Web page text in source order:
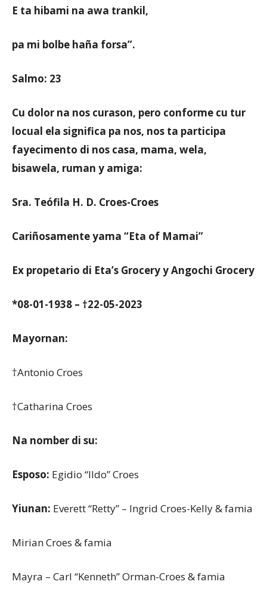
E ta hibami na awa trankil,
pa mi bolbe haña forsa”.
Salmo: 23
Cu dolor na nos curason, pero conforme cu tur
locual ela significa pa nos, nos ta participa
fayecimento di nos casa, mama, wela,
bisawela, ruman y amiga:
Sra. Teófila H. D. Croes-Croes
Cariñosamente yama “Eta of Mamai”
Ex propetario di Eta’s Grocery y Angochi Grocery
*08-01-1938 – †22-05-2023
Mayornan:
†Antonio Croes
†Catharina Croes
Na nomber di su:
Esposo: Egidio “Ildo” Croes
Yiunan: Everett “Retty” – Ingrid Croes-Kelly & famia
Mirian Croes & famia
Mayra – Carl “Kenneth” Orman-Croes & famia